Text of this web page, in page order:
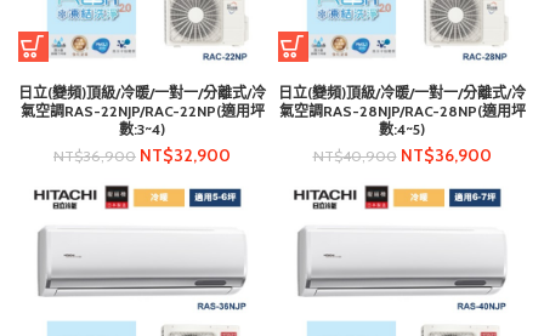
日立(變頻)頂級/冷暖/一對一/分離式/冷
氣空調RAS-22NJP/RAC-22NP(適用坪
數:3~4)
NT$36,900 NT$32,900
日立(變頻)頂級/冷暖/一對一/分離式/冷
氣空調RAS-28NJP/RAC-28NP(適用坪
數:4~5)
NT$40,900 NT$36,900